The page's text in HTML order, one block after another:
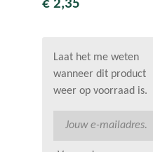
€ 2,35
Laat het me weten
wanneer dit product
weer op voorraad is.